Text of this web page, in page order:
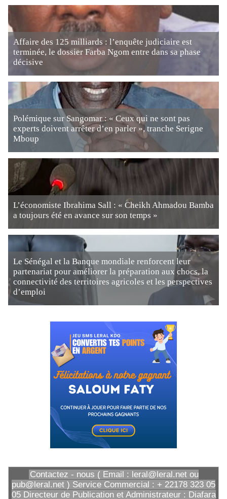
Affaire des 125 milliards : l’enquête judiciaire est
terminée, le dossier Farba Ngom entre dans sa phase
décisive
Polémique sur Sangomar : « Ceux qui ne sont pas
experts doivent arrêter d’en parler », tranche Serigne
Mboup
L’économiste Ibrahima Sall : « Cheikh Ahmadou Bamba
a toujours été en avance sur son temps »
Le Sénégal et la Banque mondiale renforcent leur
partenariat pour améliorer la préparation aux chocs, la
connectivité des territoires agricoles et les perspectives
d’emploi
Contactez - nous ( Email : leral@leral.net ou
pub@leral.net ) Service Commercial : + 22178 323 05
05 Directeur de Publication et Administrateur : Diafara